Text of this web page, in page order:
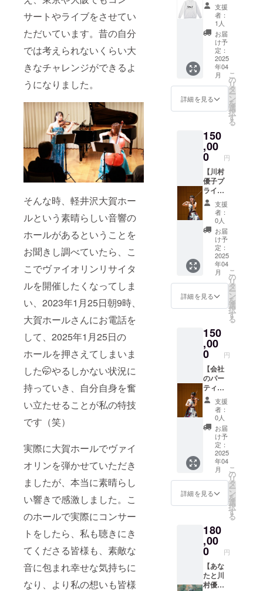
サートやライブをさせてい
ただいています。昔の自分
では考えられないくらい大
きなチャレンジができるよ
うになりました。
そんな時、軽井沢大賀ホー
ルという素晴らしい音響の
ホールがあるということを
お聞きし調べていたら、こ
こでヴァイオリンリサイタ
ルを開催したくなってしま
い、2023年1月25日朝9時、
大賀ホールさんにお電話を
して、2025年1月25日の
ホールを押さえてしまいま
した🤭やるしかない状況に
持っていき、自分自身を奮
い立たせることが私の特技
です（笑）
実際に大賀ホールでヴァイ
オリンを弾かせていただき
ましたが、本当に素晴らし
い響きで感激しました。こ
のホールで実際にコンサー
トをしたら、私も聴きにき
てくださる皆様も、素敵な
音に包まれ幸せな気持ちに
なり、より私の想いも皆様
送させ
ていた
だきま
すの
で、支
援時、
必ず備
考欄に
お名
住所を
ご記入
記入く
ださ
い。 ・
お名前
のご確
認を
メール
にてさ
せてい
ただき
ます。
けに、
あなた
のお好
きな
曲、思
い出の
曲を心
を込め
て演奏
いたし
ます。
お楽し
み
オリジ
ナルア
クリル
キーホ
ル
ダー、
オリジ
ナル缶
バッ
チ、直
筆メッ
セージ
カー
ド）も
当日ご
用意い
たしま
す。 商
品サイ
ズ ・ア
キーホ
ル
ダー：
4〜5cm
・缶
バッ
チ：
32mm
また当
日、
ツー
ショッ
トもお
撮りい
ただけ
ます。
演奏日
時：
2025年
４月以
ンサー
トまた
はライ
ブの前
後
（10〜
15分程
ファン
ディン
グ限定
オリジ
ナル
パー
カー、
オリジ
ナルT
シャ
ツ、オ
リジナ
ルアク
キーホ
ル
ダー、
オリジ
ナル缶
バッチ
＋心か
らのお
礼の直
筆お手
紙を提
供させ
ていた
だきま
す。
支援
者：
1人
お届
け予
定：
2025
年04
月
詳細を見る
こ
の
リ
タ
ー
ン
を
選
択
す
る
150
,00
0 円
【川村
優子プ
ライ
ベート
演奏
会】 あ
なたの
ためだ
けに、
心を込
めて
ヴァイ
オリン
を演奏
いたし
ます。
ストの
曲目が
あれ
ば、可
能な限
りお応
えさせ
ていた
だきま
す。 演
奏日
時：
2025年
４月以
降日時
調整に
て 演奏
時間：1
時間程
度 ※会
交通
費・宿
泊費別
途
（出発
地は名
古屋で
支援
者：
0人
お届
け予
定：
2025
年04
月
詳細を見る
こ
の
リ
タ
ー
ン
を
選
択
す
る
150
,00
0 円
【会社
のパー
ティー
などで
演奏い
たしま
す】 会
社の祝
賀会、
パー
ティー
などを
華やか
に盛り
上げま
す。 リ
トの曲
目があ
れば、
可能な
限りお
応えさ
せてい
支援
者：
0人
お届
け予
定：
2025
年04
月
詳細を見る
こ
の
リ
タ
ー
ン
を
選
択
す
る
180
,00
0 円
【あな
たと川
村優子